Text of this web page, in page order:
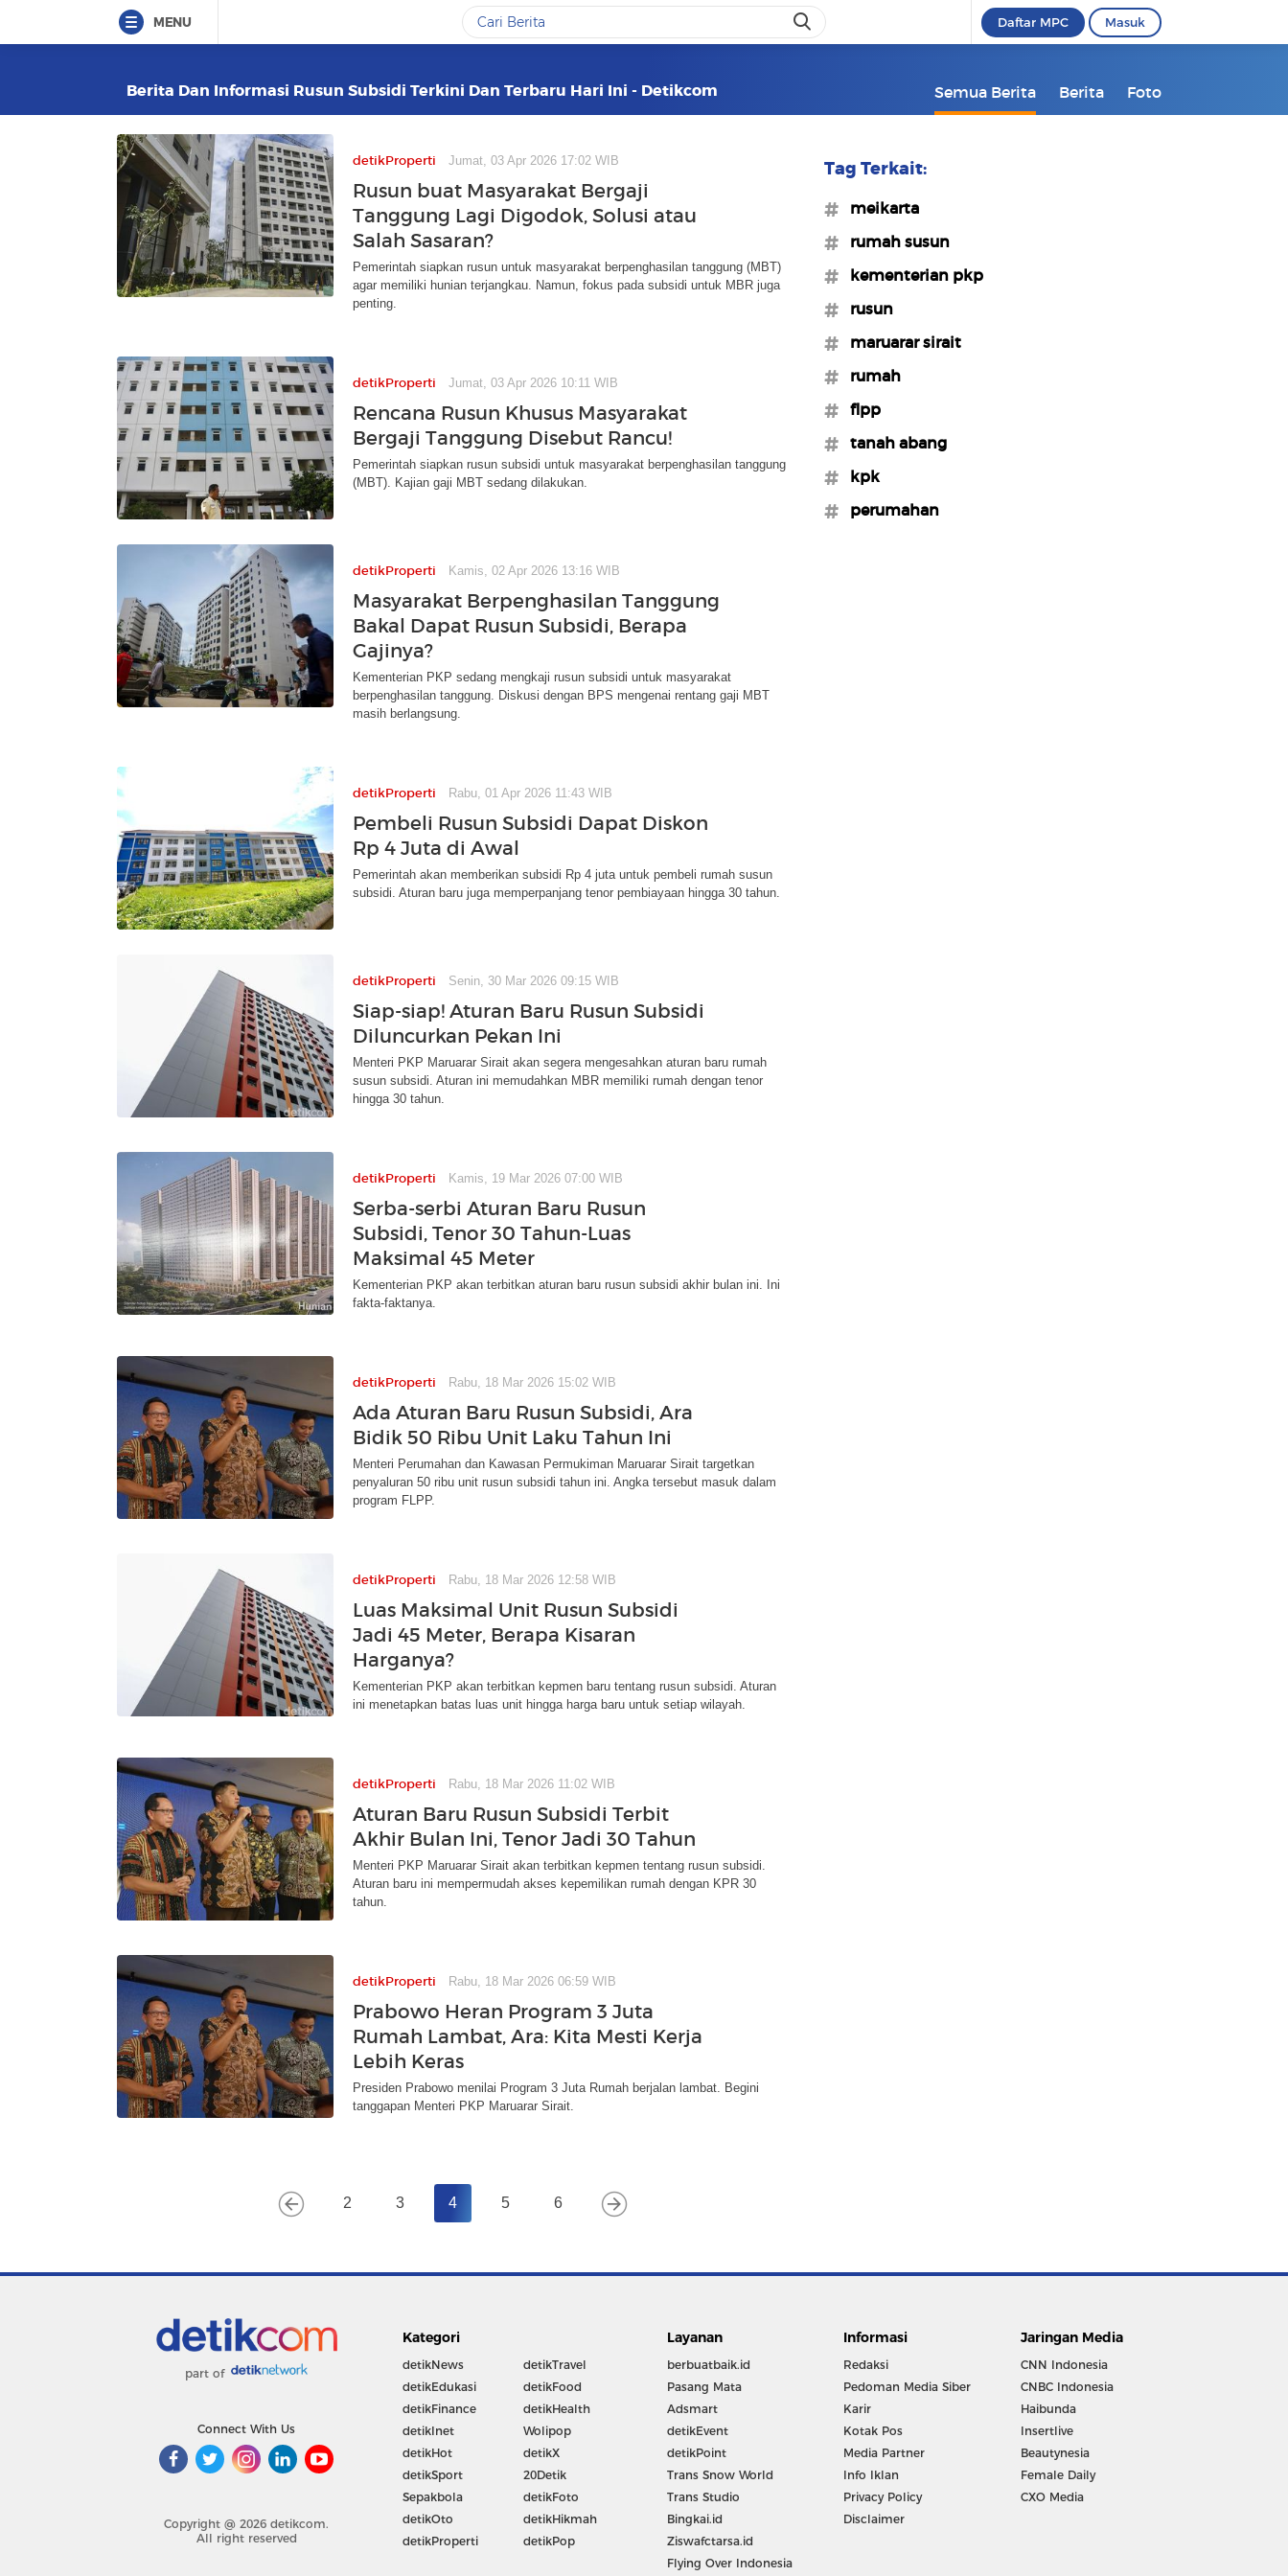
MENU Daftar MPC Masuk
Berita Dan Informasi Rusun Subsidi Terkini Dan Terbaru Hari Ini - Detikcom Semua Berita Berita Foto
detikProperti Jumat, 03 Apr 2026 17:02 WIB
Rusun buat Masyarakat Bergaji
Tanggung Lagi Digodok, Solusi atau
Salah Sasaran?
Pemerintah siapkan rusun untuk masyarakat berpenghasilan tanggung (MBT)
agar memiliki hunian terjangkau. Namun, fokus pada subsidi untuk MBR juga
penting.
detikProperti Jumat, 03 Apr 2026 10:11 WIB
Rencana Rusun Khusus Masyarakat
Bergaji Tanggung Disebut Rancu!
Pemerintah siapkan rusun subsidi untuk masyarakat berpenghasilan tanggung
(MBT). Kajian gaji MBT sedang dilakukan.
detikProperti Kamis, 02 Apr 2026 13:16 WIB
Masyarakat Berpenghasilan Tanggung
Bakal Dapat Rusun Subsidi, Berapa
Gajinya?
Kementerian PKP sedang mengkaji rusun subsidi untuk masyarakat
berpenghasilan tanggung. Diskusi dengan BPS mengenai rentang gaji MBT
masih berlangsung.
detikProperti Rabu, 01 Apr 2026 11:43 WIB
Pembeli Rusun Subsidi Dapat Diskon
Rp 4 Juta di Awal
Pemerintah akan memberikan subsidi Rp 4 juta untuk pembeli rumah susun
subsidi. Aturan baru juga memperpanjang tenor pembiayaan hingga 30 tahun.
detikProperti Senin, 30 Mar 2026 09:15 WIB
Siap-siap! Aturan Baru Rusun Subsidi
Diluncurkan Pekan Ini
Menteri PKP Maruarar Sirait akan segera mengesahkan aturan baru rumah
susun subsidi. Aturan ini memudahkan MBR memiliki rumah dengan tenor
hingga 30 tahun.
detikProperti Kamis, 19 Mar 2026 07:00 WIB
Serba-serbi Aturan Baru Rusun
Subsidi, Tenor 30 Tahun-Luas
Maksimal 45 Meter
Kementerian PKP akan terbitkan aturan baru rusun subsidi akhir bulan ini. Ini
fakta-faktanya.
detikProperti Rabu, 18 Mar 2026 15:02 WIB
Ada Aturan Baru Rusun Subsidi, Ara
Bidik 50 Ribu Unit Laku Tahun Ini
Menteri Perumahan dan Kawasan Permukiman Maruarar Sirait targetkan
penyaluran 50 ribu unit rusun subsidi tahun ini. Angka tersebut masuk dalam
program FLPP.
detikProperti Rabu, 18 Mar 2026 12:58 WIB
Luas Maksimal Unit Rusun Subsidi
Jadi 45 Meter, Berapa Kisaran
Harganya?
Kementerian PKP akan terbitkan kepmen baru tentang rusun subsidi. Aturan
ini menetapkan batas luas unit hingga harga baru untuk setiap wilayah.
detikProperti Rabu, 18 Mar 2026 11:02 WIB
Aturan Baru Rusun Subsidi Terbit
Akhir Bulan Ini, Tenor Jadi 30 Tahun
Menteri PKP Maruarar Sirait akan terbitkan kepmen tentang rusun subsidi.
Aturan baru ini mempermudah akses kepemilikan rumah dengan KPR 30
tahun.
detikProperti Rabu, 18 Mar 2026 06:59 WIB
Prabowo Heran Program 3 Juta
Rumah Lambat, Ara: Kita Mesti Kerja
Lebih Keras
Presiden Prabowo menilai Program 3 Juta Rumah berjalan lambat. Begini
tanggapan Menteri PKP Maruarar Sirait.
2 3 4 5 6
Tag Terkait:
#meikarta
#rumah susun
#kementerian pkp
#rusun
#maruarar sirait
#rumah
#flpp
#tanah abang
#kpk
#perumahan
part of
Connect With Us
Copyright @ 2026 detikcom.
All right reserved
Kategori
detikNews
detikEdukasi
detikFinance
detikInet
detikHot
detikSport
Sepakbola
detikOto
detikProperti
detikTravel
detikFood
detikHealth
Wolipop
detikX
20Detik
detikFoto
detikHikmah
detikPop
Layanan
berbuatbaik.id
Pasang Mata
Adsmart
detikEvent
detikPoint
Trans Snow World
Trans Studio
Bingkai.id
Ziswafctarsa.id
Flying Over Indonesia
Informasi
Redaksi
Pedoman Media Siber
Karir
Kotak Pos
Media Partner
Info Iklan
Privacy Policy
Disclaimer
Jaringan Media
CNN Indonesia
CNBC Indonesia
Haibunda
Insertlive
Beautynesia
Female Daily
CXO Media